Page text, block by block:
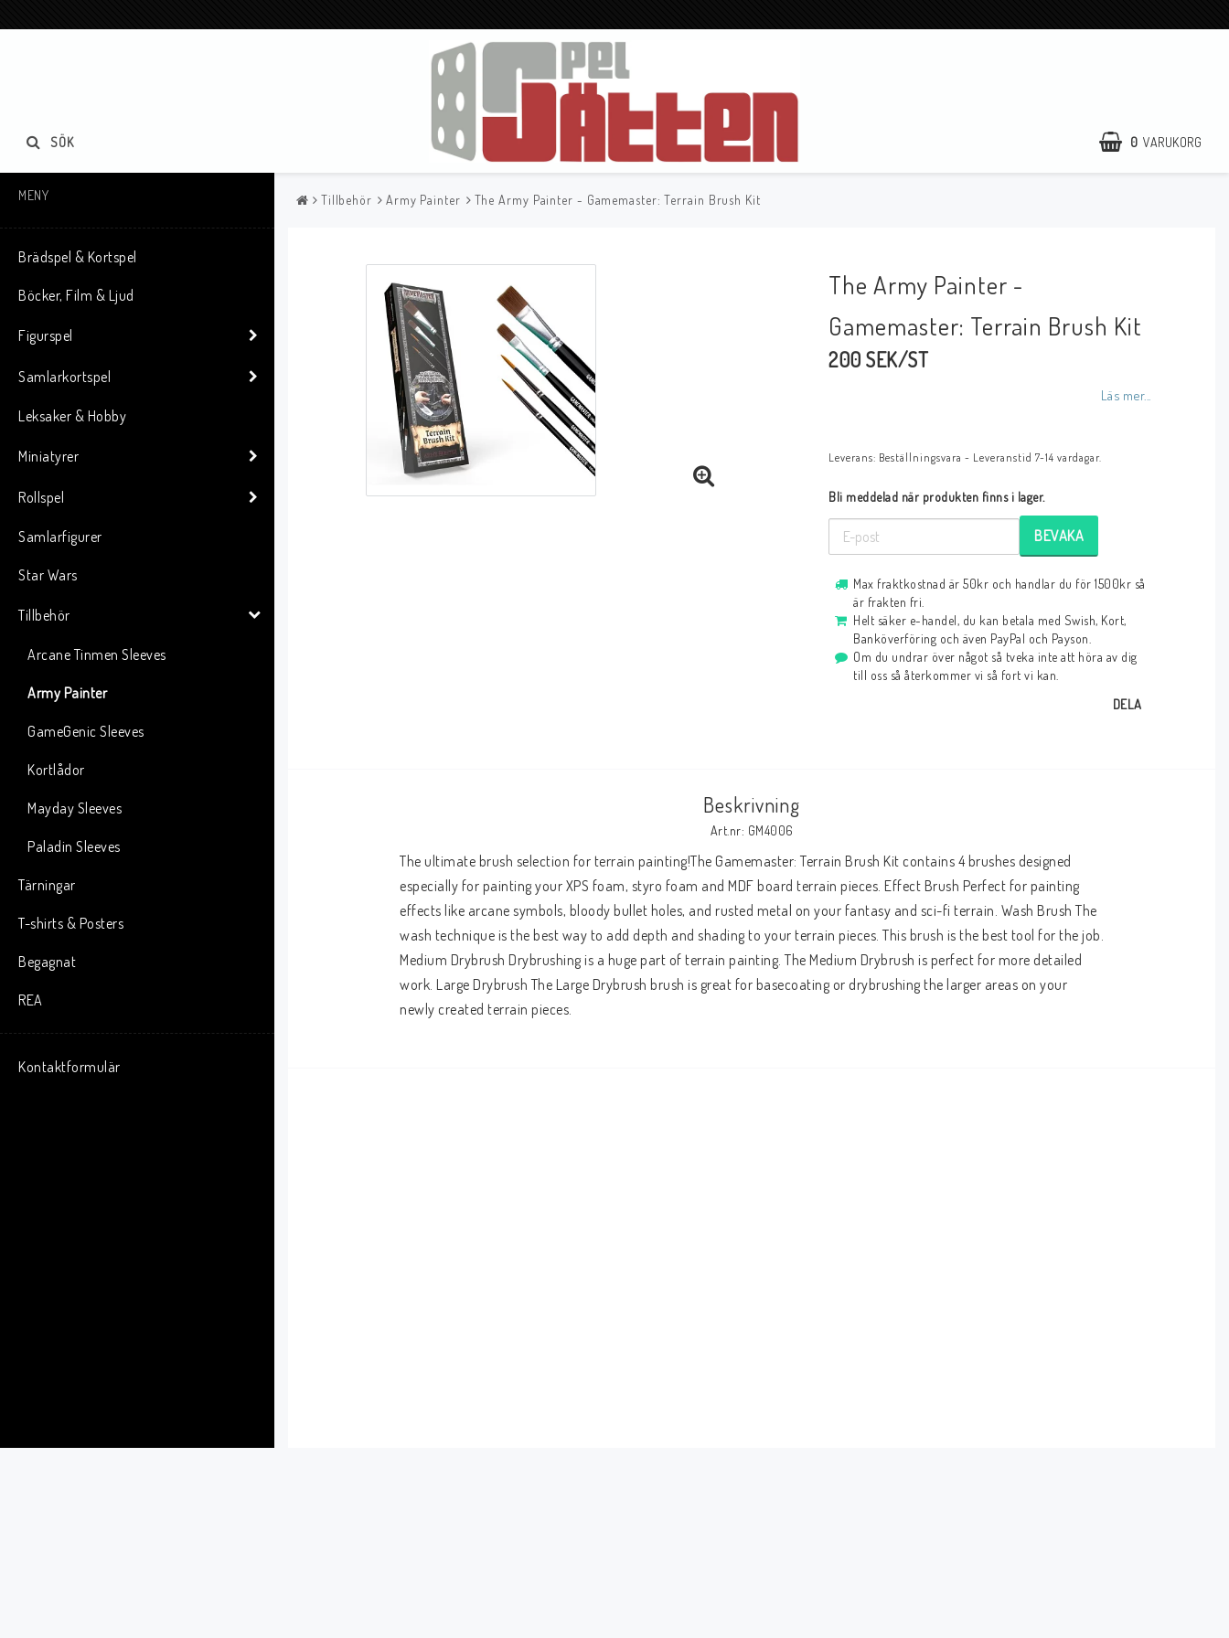
0 VARUKORG
SÖK
MENY
Brädspel & Kortspel
Böcker, Film & Ljud
Figurspel
Samlarkortspel
Leksaker & Hobby
Miniatyrer
Rollspel
Samlarfigurer
Star Wars
Tillbehör
Arcane Tinmen Sleeves
Army Painter
GameGenic Sleeves
Kortlådor
Mayday Sleeves
Paladin Sleeves
Tärningar
T-shirts & Posters
Begagnat
REA
Kontaktformulär
Tillbehör Army Painter The Army Painter - Gamemaster: Terrain Brush Kit
The Army Painter -
Gamemaster: Terrain Brush Kit
200 SEK/ST
Läs mer...
Leverans: Beställningsvara - Leveranstid 7-14 vardagar.
Bli meddelad när produkten finns i lager.
BEVAKA
Max fraktkostnad är 50kr och handlar du för 1500kr så
är frakten fri.
Helt säker e-handel, du kan betala med Swish, Kort,
Banköverföring och även PayPal och Payson.
Om du undrar över något så tveka inte att höra av dig
till oss så återkommer vi så fort vi kan.
DELA
Beskrivning
Art.nr: GM4006
The ultimate brush selection for terrain painting!The Gamemaster: Terrain Brush Kit contains 4 brushes designed
especially for painting your XPS foam, styro foam and MDF board terrain pieces. Effect Brush Perfect for painting
effects like arcane symbols, bloody bullet holes, and rusted metal on your fantasy and sci-fi terrain. Wash Brush The
wash technique is the best way to add depth and shading to your terrain pieces. This brush is the best tool for the job.
Medium Drybrush Drybrushing is a huge part of terrain painting. The Medium Drybrush is perfect for more detailed
work. Large Drybrush The Large Drybrush brush is great for basecoating or drybrushing the larger areas on your
newly created terrain pieces.